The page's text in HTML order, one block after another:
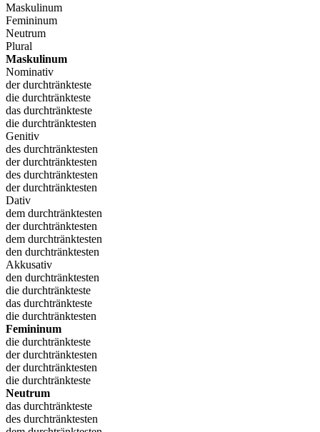
Maskulinum
Femininum
Neutrum
Plural
Maskulinum
Nominativ
der durchtränkteste
die durchtränkteste
das durchtränkteste
die durchtränktesten
Genitiv
des durchtränktesten
der durchtränktesten
des durchtränktesten
der durchtränktesten
Dativ
dem durchtränktesten
der durchtränktesten
dem durchtränktesten
den durchtränktesten
Akkusativ
den durchtränktesten
die durchtränkteste
das durchtränkteste
die durchtränktesten
Femininum
die durchtränkteste
der durchtränktesten
der durchtränktesten
die durchtränkteste
Neutrum
das durchtränkteste
des durchtränktesten